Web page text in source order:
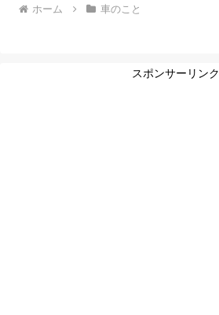
ホーム 車のこと
スポンサーリンク